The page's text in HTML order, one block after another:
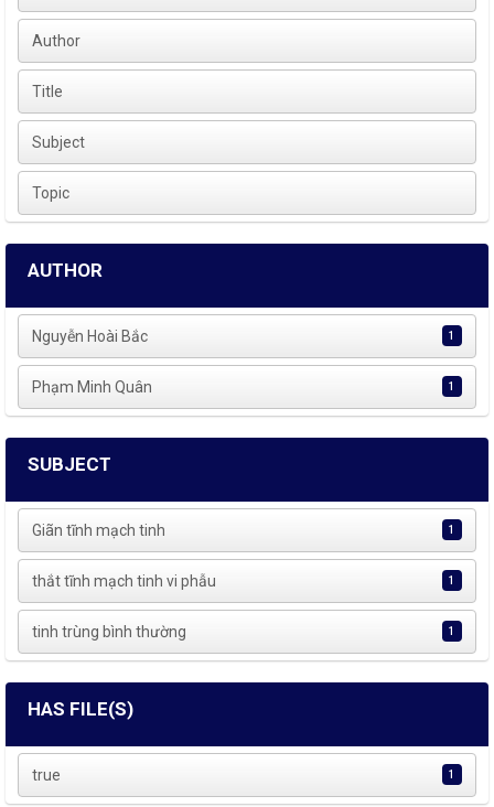
Author
Title
Subject
Topic
AUTHOR
Nguyễn Hoài Bắc 1
Phạm Minh Quân 1
SUBJECT
Giãn tĩnh mạch tinh 1
thắt tĩnh mạch tinh vi phẫu 1
tinh trùng bình thường 1
HAS FILE(S)
true 1